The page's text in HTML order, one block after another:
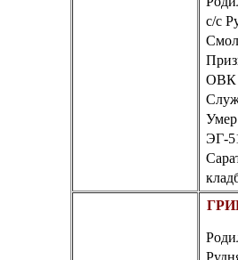
с/с
ОВК
Умер
ЭГ-